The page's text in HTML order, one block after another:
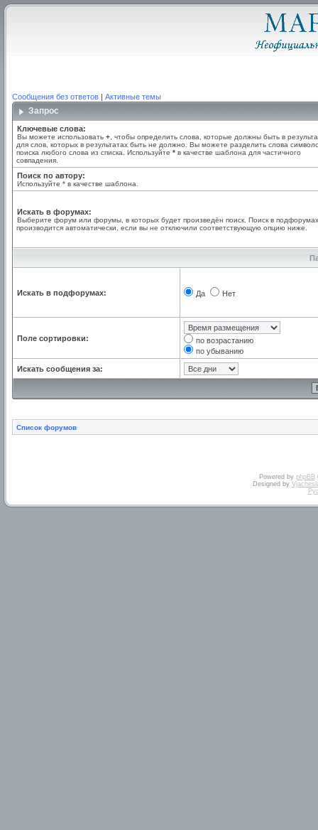
Сообщения без ответов | Активные темы
Запрос
Ключевые слова:
Вы можете использовать + , чтобы определить слова, которые должны быть в
для слов, которых в результатах быть не должно. Вы можете разделить слова
поиска любого слова из списка. Используйте * в качестве шаблона для частичного
совпадения.
Поиск по автору:
Используйте * в качестве шаблона.
Искать в форумах:
Выберите форум или форумы, в которых будет произведён поиск. Поиск в подфорумах
производится автоматически, если вы не отключили соответствующую опцию ниже.
Искать в подфорумах: Да Нет
Поле сортировки:
по возрастанию
по убыванию
Искать сообщения за:
Список форумов
Powered by phpBB
Designed by